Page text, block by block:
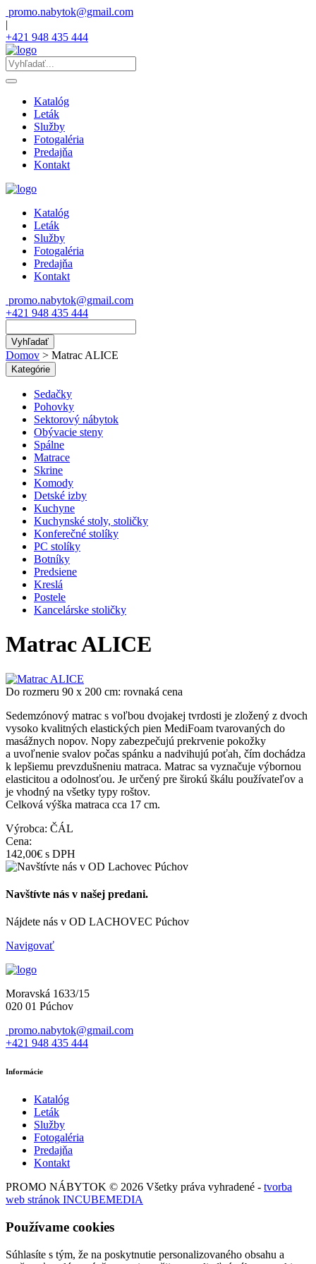
promo.nabytok@gmail.com
|
+421 948 435 444
Katalóg
Leták
Služby
Fotogaléria
Predajňa
Kontakt
Katalóg
Leták
Služby
Fotogaléria
Predajňa
Kontakt
promo.nabytok@gmail.com
+421 948 435 444
Vyhľadať
Domov > Matrac ALICE
Kategórie
Sedačky
Pohovky
Sektorový nábytok
Obývacie steny
Spálne
Matrace
Skrine
Komody
Detské izby
Kuchyne
Kuchynské stoly, stoličky
Konferečné stolíky
PC stolíky
Botníky
Predsiene
Kreslá
Postele
Kancelárske stoličky
Matrac ALICE
Do rozmeru 90 x 200 cm: rovnaká cena
Sedemzónový matrac s voľbou dvojakej tvrdosti je zložený z dvoch
vysoko kvalitných elastických pien MediFoam tvarovaných do
masážnych nopov. Nopy zabezpečujú prekrvenie pokožky
a uvoľnenie svalov počas spánku a nadvihujú poťah, čím dochádza
k lepšiemu prevzdušneniu matraca. Matrac sa vyznačuje výbornou
elasticitou a odolnosťou. Je určený pre širokú škálu používateľov a
je vhodný na všetky typy roštov.
Celková výška matraca cca 17 cm.
Výrobca: ČÁL
Cena:
142,00€ s DPH
Navštívte nás v našej predani.
Nájdete nás v OD LACHOVEC Púchov
Navigovať
Moravská 1633/15
020 01 Púchov
promo.nabytok@gmail.com
+421 948 435 444
Informácie
Katalóg
Leták
Služby
Fotogaléria
Predajňa
Kontakt
PROMO NÁBYTOK © 2026 Všetky práva vyhradené - tvorba
web stránok INCUBEMEDIA
Používame cookies
Súhlasíte s tým, že na poskytnutie personalizovaného obsahu a